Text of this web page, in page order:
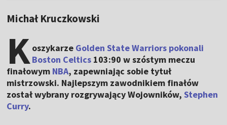
Michał Kruczkowski
Koszykarze Golden State Warriors pokonali
Boston Celtics 103:90 w szóstym meczu
finałowym NBA, zapewniając sobie tytuł
mistrzowski. Najlepszym zawodnikiem finałów
został wybrany rozgrywający Wojowników,Stephen
Curry.